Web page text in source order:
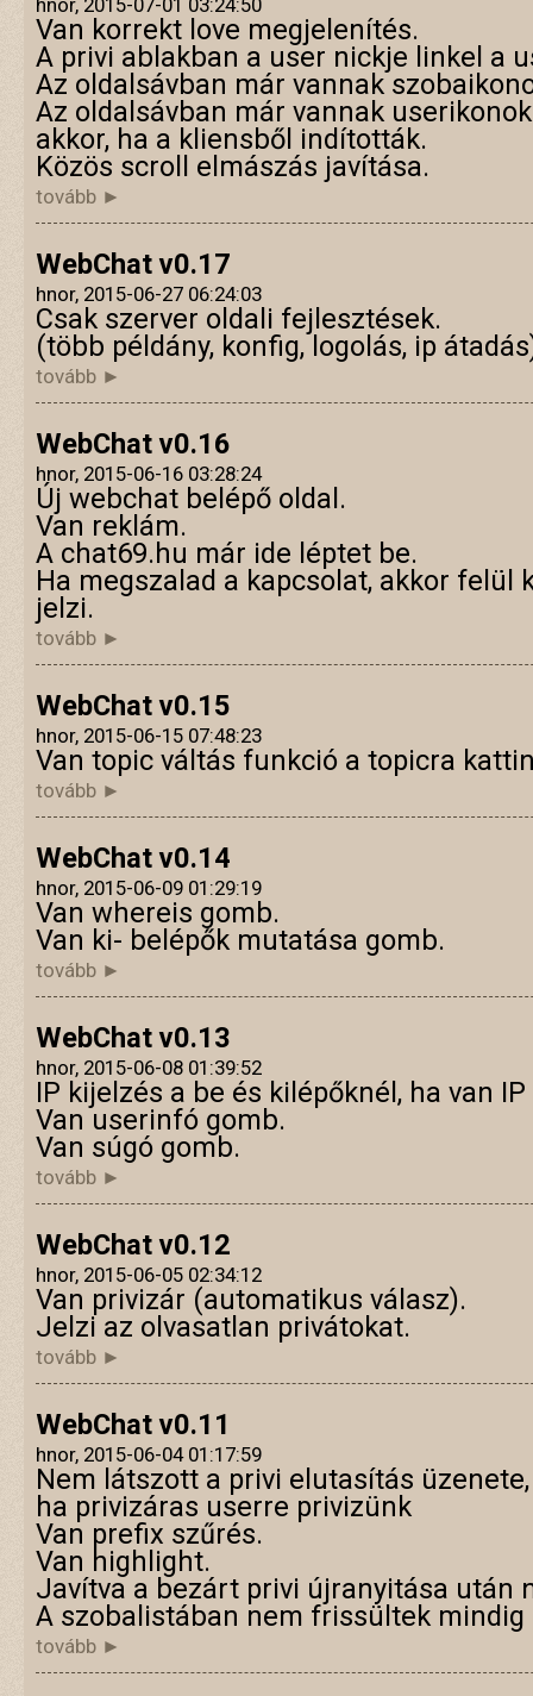
hnor, 2015-07-01 03:24:50
Van korrekt love megjelenítés.
A privi ablakban a user nickje linkel a
Az oldalsávban már vannak
Az oldalsávban már vannak
akkor, ha a kliensből indították.
Közös scroll elmászás javítása.
tovább ►
WebChat v0.17
hnor, 2015-06-27 06:24:03
Csak szerver oldali fejlesztések.
(több példány, konfig, logolás, ip
tovább ►
WebChat v0.16
hnor, 2015-06-16 03:28:24
Új webchat belépő oldal.
Van reklám.
A chat69.hu már ide léptet be.
Ha megszalad a kapcsolat, akkor felül
jelzi.
tovább ►
WebChat v0.15
hnor, 2015-06-15 07:48:23
Van topic váltás funkció a topicra
tovább ►
WebChat v0.14
hnor, 2015-06-09 01:29:19
Van whereis gomb.
Van ki- belépők mutatása gomb.
tovább ►
WebChat v0.13
hnor, 2015-06-08 01:39:52
IP kijelzés a be és kilépőknél, ha van
Van userinfó gomb.
Van súgó gomb.
tovább ►
WebChat v0.12
hnor, 2015-06-05 02:34:12
Van privizár (automatikus válasz).
Jelzi az olvasatlan privátokat.
tovább ►
WebChat v0.11
hnor, 2015-06-04 01:17:59
Nem látszott a privi elutasítás
ha privizáras userre privizünk
Van prefix szűrés.
Van highlight.
Javítva a bezárt privi újranyitása után
A szobalistában nem frissültek mindig
tovább ►